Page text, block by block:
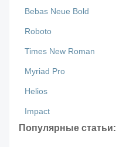
Bebas Neue Bold
Roboto
Times New Roman
Myriad Pro
Helios
Impact
Популярные статьи: